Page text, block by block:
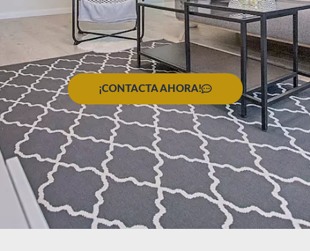
¡CONTACTA AHORA!